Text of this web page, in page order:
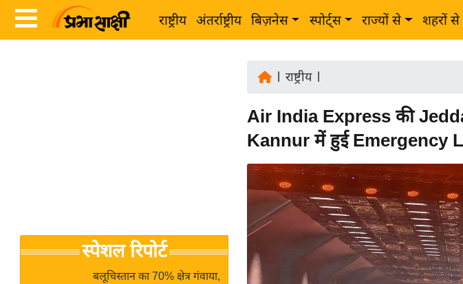
राष्ट्रीय अंतर्राष्ट्रीय बिज़नेस स्पोर्ट्स राज्यों से शहरों से
Breaking
News in
जगत
स्पेशल रिपोर्ट
बलूचिस्तान का 70% क्षेत्र गंवाया,
राष्ट्रीय|
Air India Express की
Kannur में हुई Emergency